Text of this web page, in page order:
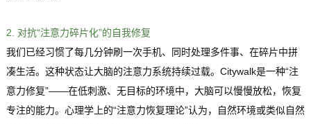
2. 对抗“注意力碎片化”的自我修复
我们已经习惯了每几分钟刷一次手机、同时处理多件事、在碎片中拼
凑生活。这种状态让大脑的注意力系统持续过载。Citywalk是一种“注
意力修复”——在低刺激、无目标的环境中，大脑可以慢慢放松，恢复
专注的能力。心理学上的“注意力恢复理论”认为，自然环境或类似自然